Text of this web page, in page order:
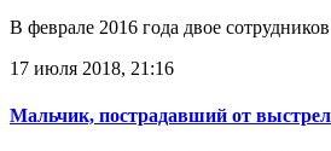
В феврале 2016 года двое
17 июля 2018, 21:16
Мальчик, пострадавший от